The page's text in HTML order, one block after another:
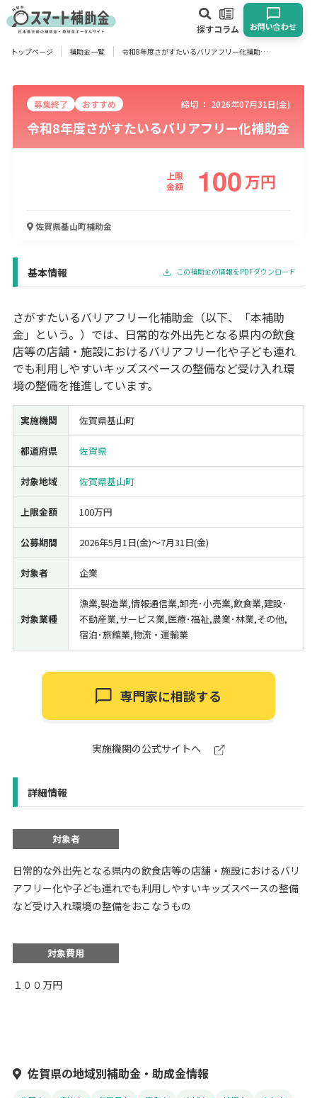
探すコラム お問い合わせ
対象
企業 団体 個人 その他
エリア
物流・運輸業 製造業
宿泊･旅館業
使い道
経営改善・経営強化 販路拡大 海外展開 設備投資
IT導入
人材採用・雇用
人材育成・福利厚生
特許・知的財産
起業・創業
事業承継 災害・被災者支援
コロナ関連
トップページ 補助金一覧 令和8年度さがすたいるバリアフリー化補助金
募集終了 おすすめ 締切 ： 2026年07月31日(金)
令和8年度さがすたいるバリアフリー化補助金
上限
金額
100万円
佐賀県基山町補助金
基本情報 この補助金の情報をPDFダウンロード
さがすたいるバリアフリー化補助金（以下、「本補助
金」という。）では、日常的な外出先となる県内の飲食
店等の店舗・施設におけるバリアフリー化や子ども連れ
でも利用しやすいキッズスペースの整備など受け入れ環
境の整備を推進しています。
実施機関 佐賀県基山町
都道府県 佐賀県
対象地域 佐賀県基山町
上限金額 100万円
公募期間 2026年5月1日(金)〜7月31日(金)
対象者 企業
対象業種
漁業,製造業,情報通信業,卸売･小売業,飲食業,建設･
不動産業,サービス業,医療･福祉,農業･林業,その他,
宿泊･旅館業,物流・運輸業
専門家に相談する
実施機関の公式サイトへ
詳細情報
対象者
日常的な外出先となる県内の飲食店等の店舗・施設におけるバリ
アフリー化や子ども連れでも利用しやすいキッズスペースの整備
など受け入れ環境の整備をおこなうもの
対象費用
１００万円
佐賀県の地域別補助金・助成金情報